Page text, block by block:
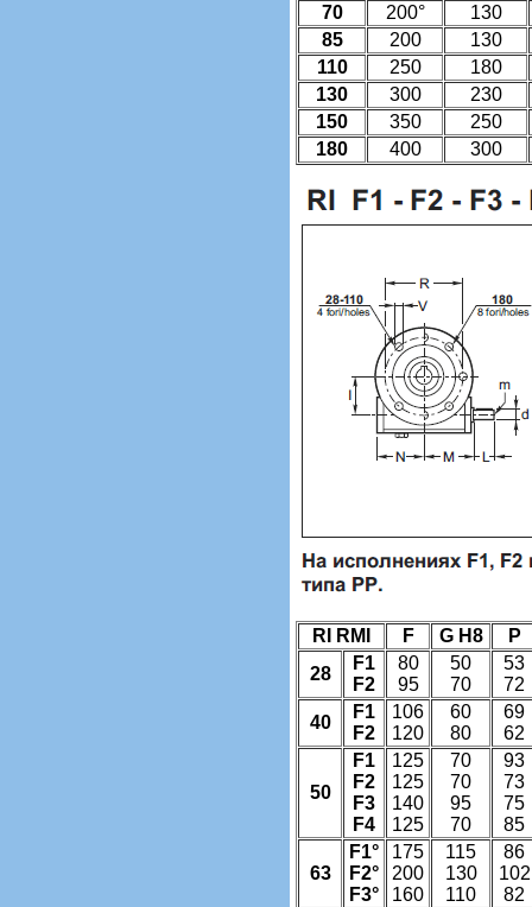
70
200°
130
85
200
130
110
250
180
130
300
230
150
350
250
180
400 300
RI RMI F G H8
P
28
F1
F2
80
95
50
70
53
72
40
F1
F2
106
120
60
80
69
62
50
F1
F2
F3
F4
125
125
140
125
70
70
95
70
93
73
75
85
63
F1°
F2°
F3°
175
200
160
115
130
110
86
102
82